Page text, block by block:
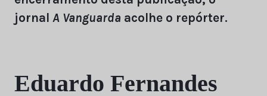
jornal A Vanguarda acolhe o repórter.
Eduardo Fernandes